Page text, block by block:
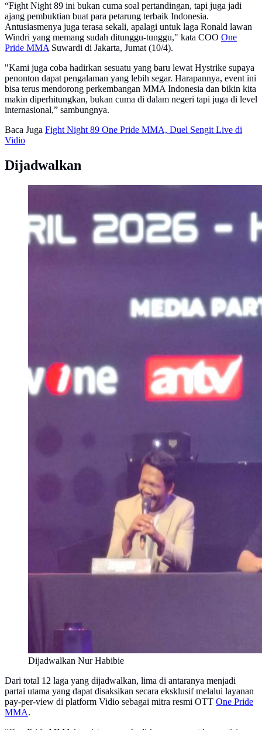
“Fight Night 89 ini bukan cuma soal pertandingan, tapi juga jadi
ajang pembuktian buat para petarung terbaik Indonesia.
Antusiasmenya juga terasa sekali, apalagi untuk laga Ronald lawan
Windri yang memang sudah ditunggu-tunggu," kata COO One
Pride MMA Suwardi di Jakarta, Jumat (10/4).
"Kami juga coba hadirkan sesuatu yang baru lewat Hystrike supaya
penonton dapat pengalaman yang lebih segar. Harapannya, event ini
bisa terus mendorong perkembangan MMA Indonesia dan bikin kita
makin diperhitungkan, bukan cuma di dalam negeri tapi juga di level
internasional,” sambungnya.
Baca Juga Fight Night 89 One Pride MMA, Duel Sengit Live di
Vidio
Dijadwalkan
Dijadwalkan Nur Habibie
Dari total 12 laga yang dijadwalkan, lima di antaranya menjadi
partai utama yang dapat disaksikan secara eksklusif melalui layanan
pay-per-view di platform Vidio sebagai mitra resmi OTT One Pride
MMA.